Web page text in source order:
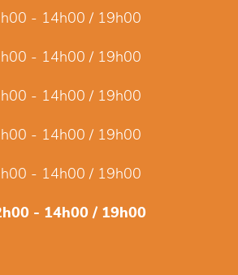
- 14h00 / 19h00
- 14h00 / 19h00
- 14h00 / 19h00
- 14h00 / 19h00
- 14h00 / 19h00
- 14h00 / 19h00